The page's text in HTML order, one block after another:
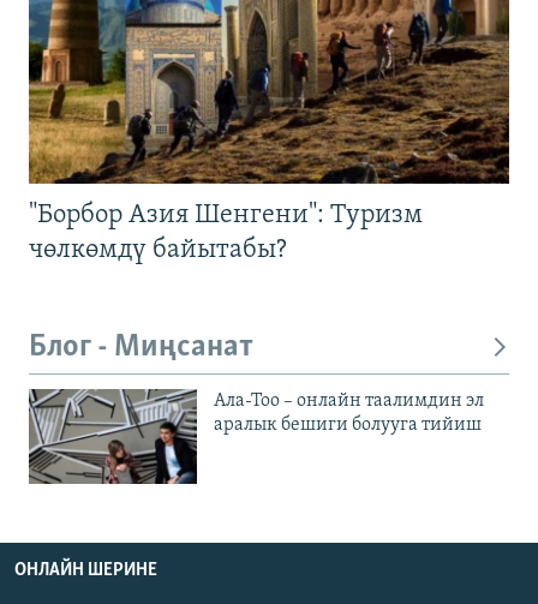
"Борбор Азия Шенгени": Туризм
чөлкөмдү байытабы?
Блог - Миңсанат
Ала-Тоо – онлайн таалимдин эл
аралык бешиги болууга тийиш
ОНЛАЙН ШЕРИНЕ